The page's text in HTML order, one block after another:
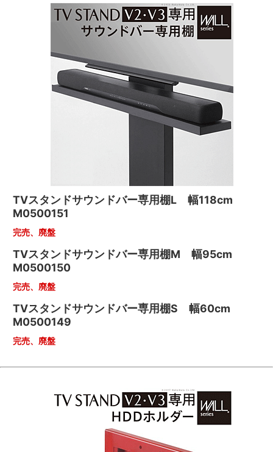
TVスタンドサウンドバー専用棚L 幅118cm
M0500151
完売、廃盤
TVスタンドサウンドバー専用棚M 幅95cm
M0500150
完売、廃盤
TVスタンドサウンドバー専用棚S 幅60cm
M0500149
完売、廃盤